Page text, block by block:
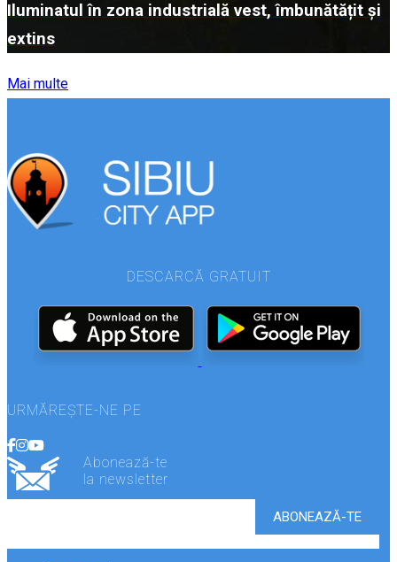
Iluminatul în zona industrială vest, îmbunătățit și
extins
Mai multe
DESCARCĂ GRATUIT
URMĂREȘTE-NE PE
Abonează-te
la newsletter